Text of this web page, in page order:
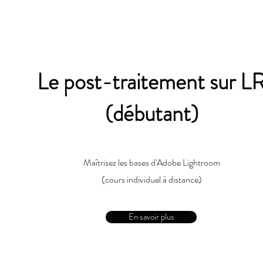
Le post-traitement sur
(débutant)
Maîtrisez les bases d'Adobe Lightroom
(cours individuel à distance)
En savoir plus